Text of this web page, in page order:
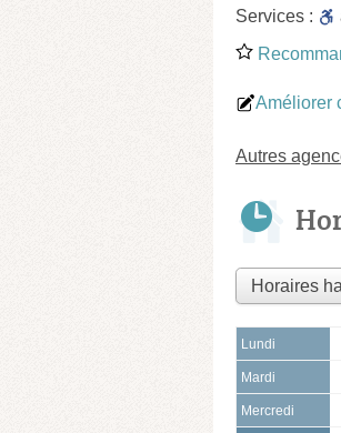
Services :
Améliorer
Autres
Lundi
Mardi
Mercredi